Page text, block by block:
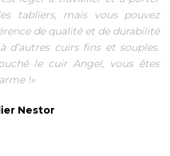
tabliers, mais vous pouvez
de qualité et de durabilité
d’autres cuirs fins et souples.
le cuir Angel, vous êtes
!»
Nestor